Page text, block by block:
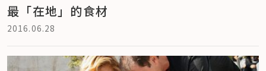
最「在地」的食材
2016.06.28